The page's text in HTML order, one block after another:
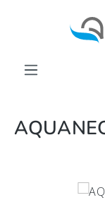
Zum Hauptinhalt
Bildergalerie